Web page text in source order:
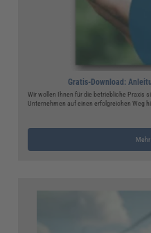
Gratis-Download:
Wir wollen Ihnen für die betriebliche Praxis
Unternehmen auf einen erfolgreichen Weg